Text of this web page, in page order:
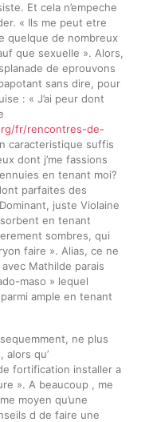
Et cela n’empeche
« Ils me peut etre
quelque de nombreux
que sexuelle ». Alors,
de eprouvons
sans dire, pour
: « J’ai peur dont
fr/rencontres-de-
caracteristique suffis
dont j’me fassions
en tenant moi?
parfaites des
juste Violaine
en tenant
sombres, qui
faire ». Alias, ce ne
Mathilde parais
maso » lequel
ample en tenant
ne plus
alors qu’
fortification installer a
». A beaucoup , me
moyen qu’une
d de faire une